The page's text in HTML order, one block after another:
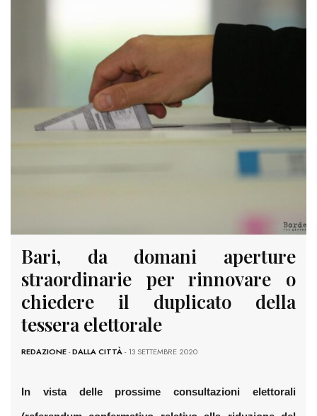
Bari, da domani aperture
straordinarie per rinnovare o
chiedere il duplicato della
tessera elettorale
REDAZIONE-DALLA CITTÀ- 13 SETTEMBRE 2020
In vista delle prossime consultazioni elettorali